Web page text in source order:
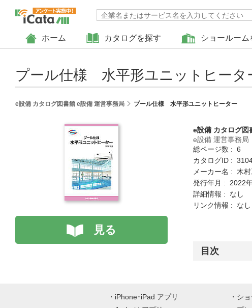
ホーム カタログを探す ショールーム
プール仕様 水平形ユニットヒータ
e設備 カタログ図書館 e設備 運営事務局 プール仕様 水平形ユニットヒーター
見る
e設備 カタログ図
e設備 運営事務局
総ページ数 : 6
カタログID :
メーカー名 : 木
発行年月 : 2022
詳細情報 : なし
リンク情報 : なし
目次
iPhone･iPad アプリ
シ